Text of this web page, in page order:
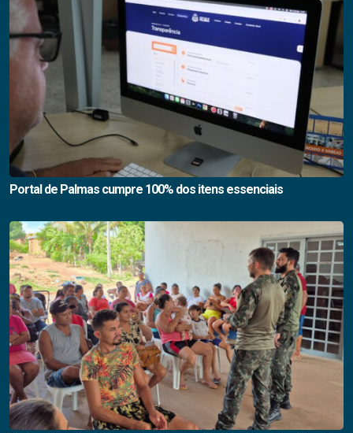
Portal de Palmas cumpre 100% dos itens essenciais